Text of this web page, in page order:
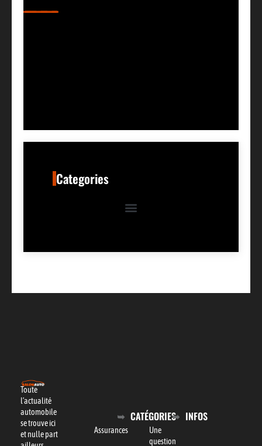
Categories
Toute
l’actualité
automobile
se trouve ici
et nulle part
CATÉGORIES
Assurances
INFOS
Une
question